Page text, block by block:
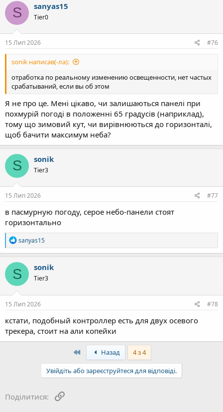
S sanyas15
Tier0
15 Лип 2026 #76
sonik написав(-ла):
отработка по реальному изменению освещенности, нет частых
срабатываний, если вы об этом
Я не про це. Мені цікаво, чи залишаються панелі при
похмурій погоді в положенні 65 градусів (наприклад),
тому що зимовий кут, чи вирівнюються до горизонталі,
щоб бачити максимум неба?
S sonik
Tier3
15 Лип 2026 #77
в пасмурную погоду, серое небо-панели стоят
горизонтально
Р
е
а
к
ц
і
ї
:
sanyas15
S sonik
Tier3
15 Лип 2026 #78
кстати, подобный контроллер есть для двух осевого
трекера, стоит на али копейки
First Назад 4 з 4
Увійдіть або зареєструйтеся для відповіді.
Поділитися: